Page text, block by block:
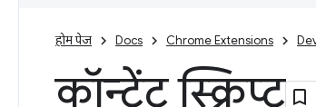
होम पेज Docs Chrome Extensions
कॉन्टेंट स्क्रिप्ट